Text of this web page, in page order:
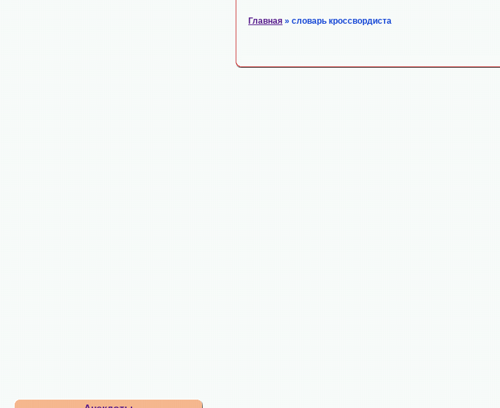
Главная » словарь кроссвордиста